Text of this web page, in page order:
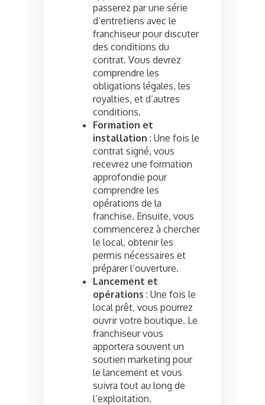
passerez par une série
d’entretiens avec le
franchiseur pour discuter
des conditions du
contrat. Vous devrez
comprendre les
obligations légales, les
royalties, et d’autres
conditions.
Formation et
installation : Une fois le
contrat signé, vous
recevrez une formation
approfondie pour
comprendre les
opérations de la
franchise. Ensuite, vous
commencerez à chercher
le local, obtenir les
permis nécessaires et
préparer l’ouverture.
Lancement et
opérations : Une fois le
local prêt, vous pourrez
ouvrir votre boutique. Le
franchiseur vous
apportera souvent un
soutien marketing pour
le lancement et vous
suivra tout au long de
l’exploitation.